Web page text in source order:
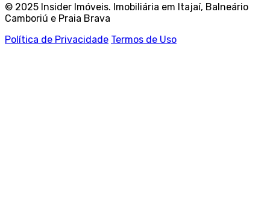
© 2025 Insider Imóveis. Imobiliária em Itajaí, Balneário
Camboriú e Praia Brava
Política de Privacidade Termos de Uso